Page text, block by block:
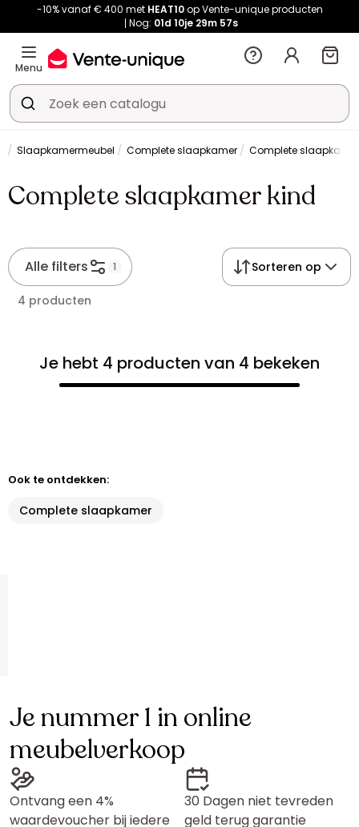
-10% vanaf € 400 met HEAT10op Vente-unique producten
Nog: 01d 10je 29m 57s
Menu
Slaapkamermeubel Complete slaapkamer Complete
Complete slaapkamer kind
Alle filters 1 Sorteren op
4 producten
Je hebt 4 producten van 4 bekeken
Ook te ontdekken:
Complete slaapkamer
Je nummer 1 in online
meubelverkoop
Ontvang een 4%
waardevoucher bij iedere
30 Dagen niet tevreden
geld terug garantie